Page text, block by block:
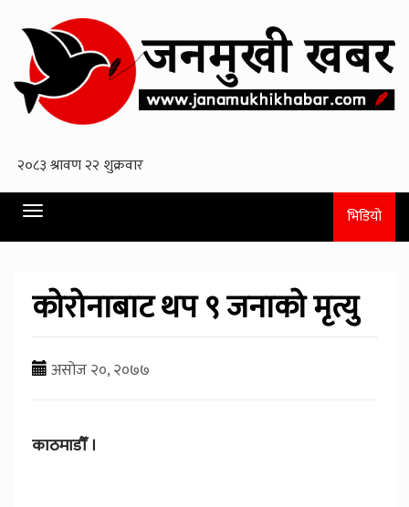
Toggle
navigation
भिडियो
कोरोनाबाट थप ९ जनाको मृत्यु
असोज २०, २०७७
काठमाडौँ ।